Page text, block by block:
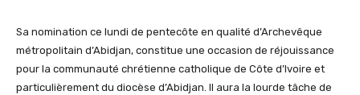
Sa nomination ce lundi de pentecôte en qualité d’Archevêque
métropolitain d’Abidjan, constitue une occasion de réjouissance
pour la communauté chrétienne catholique de Côte d’Ivoire et
particulièrement du diocèse d’Abidjan. Il aura la lourde tâche de